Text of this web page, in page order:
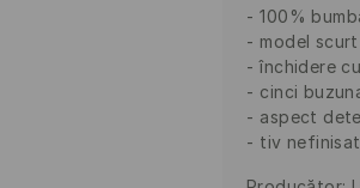
100%
model scurt
închidere
cinci
aspect
tiv nefinisat